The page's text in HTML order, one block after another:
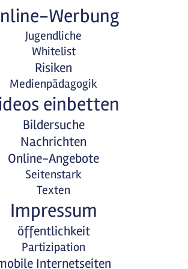
Werbung
Jugendliche
Whitelist
Risiken
Medienpädagogik
einbetten
Bildersuche
Nachrichten
Online-Angebote
Seitenstark
Texten
Impressum
öffentlichkeit
Partizipation
Internetseiten